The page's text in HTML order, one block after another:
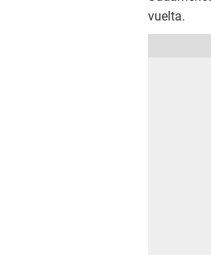
vuelta.